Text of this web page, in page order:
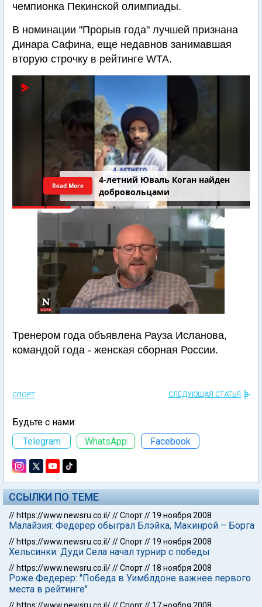
чемпионка Пекинской олимпиады.
В номинации "Прорыв года" лучшей признана
Динара Сафина, еще недавнов занимавшая
вторую строчку в рейтинге WTA.
4-летний Юваль Коган найден
добровольцами
Read More
Тренером года объявлена Рауза Исланова,
командой года - женская сборная России.
СПОРТ СЛЕДУЮЩАЯ СТАТЬЯ
Будьте с нами:
Telegram
WhatsApp Facebook
ССЫЛКИ ПО ТЕМЕ
// https://www.newsru.co.il///Спорт// 19 ноября 2008
Малайзия: Федерер обыграл Блэйка, Макинрой – Борга
// https://www.newsru.co.il///Спорт// 19 ноября 2008
Хельсинки: Дуди Села начал турнир с победы
// https://www.newsru.co.il///Спорт// 18 ноября 2008
Роже Федерер: "Победа в Уимблдоне важнее первого
места в рейтинге"